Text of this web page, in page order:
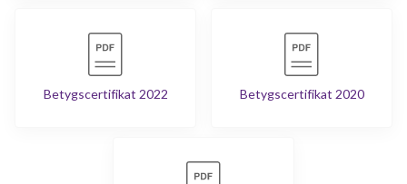
Betygscertifikat 2022 Betygscertifikat 2020